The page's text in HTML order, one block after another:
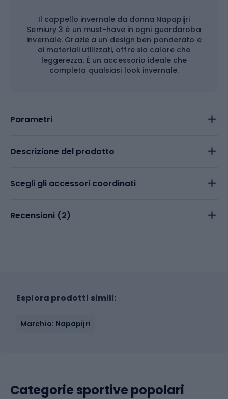
Il cappello invernale da donna Napapijri
Semiury 3 è un must-have in ogni guardaroba
invernale. Grazie a un design ben ponderato e
ai materiali utilizzati, offre sia calore che
leggerezza. È un accessorio ideale che
completa qualsiasi look invernale.
Parametri
Descrizione del prodotto
Scegli gli accessori coordinati
Recensioni (2)
Esplora prodotti simili:
Marchio: Napapijri
Categorie sportive popolari